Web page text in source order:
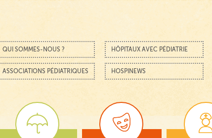
au contenu
QUI SOMMES-NOUS ? HÔPITAUX AVEC PÉDIATRIE
ASSOCIATIONS PÉDIATRIQUES HOSPINEWS